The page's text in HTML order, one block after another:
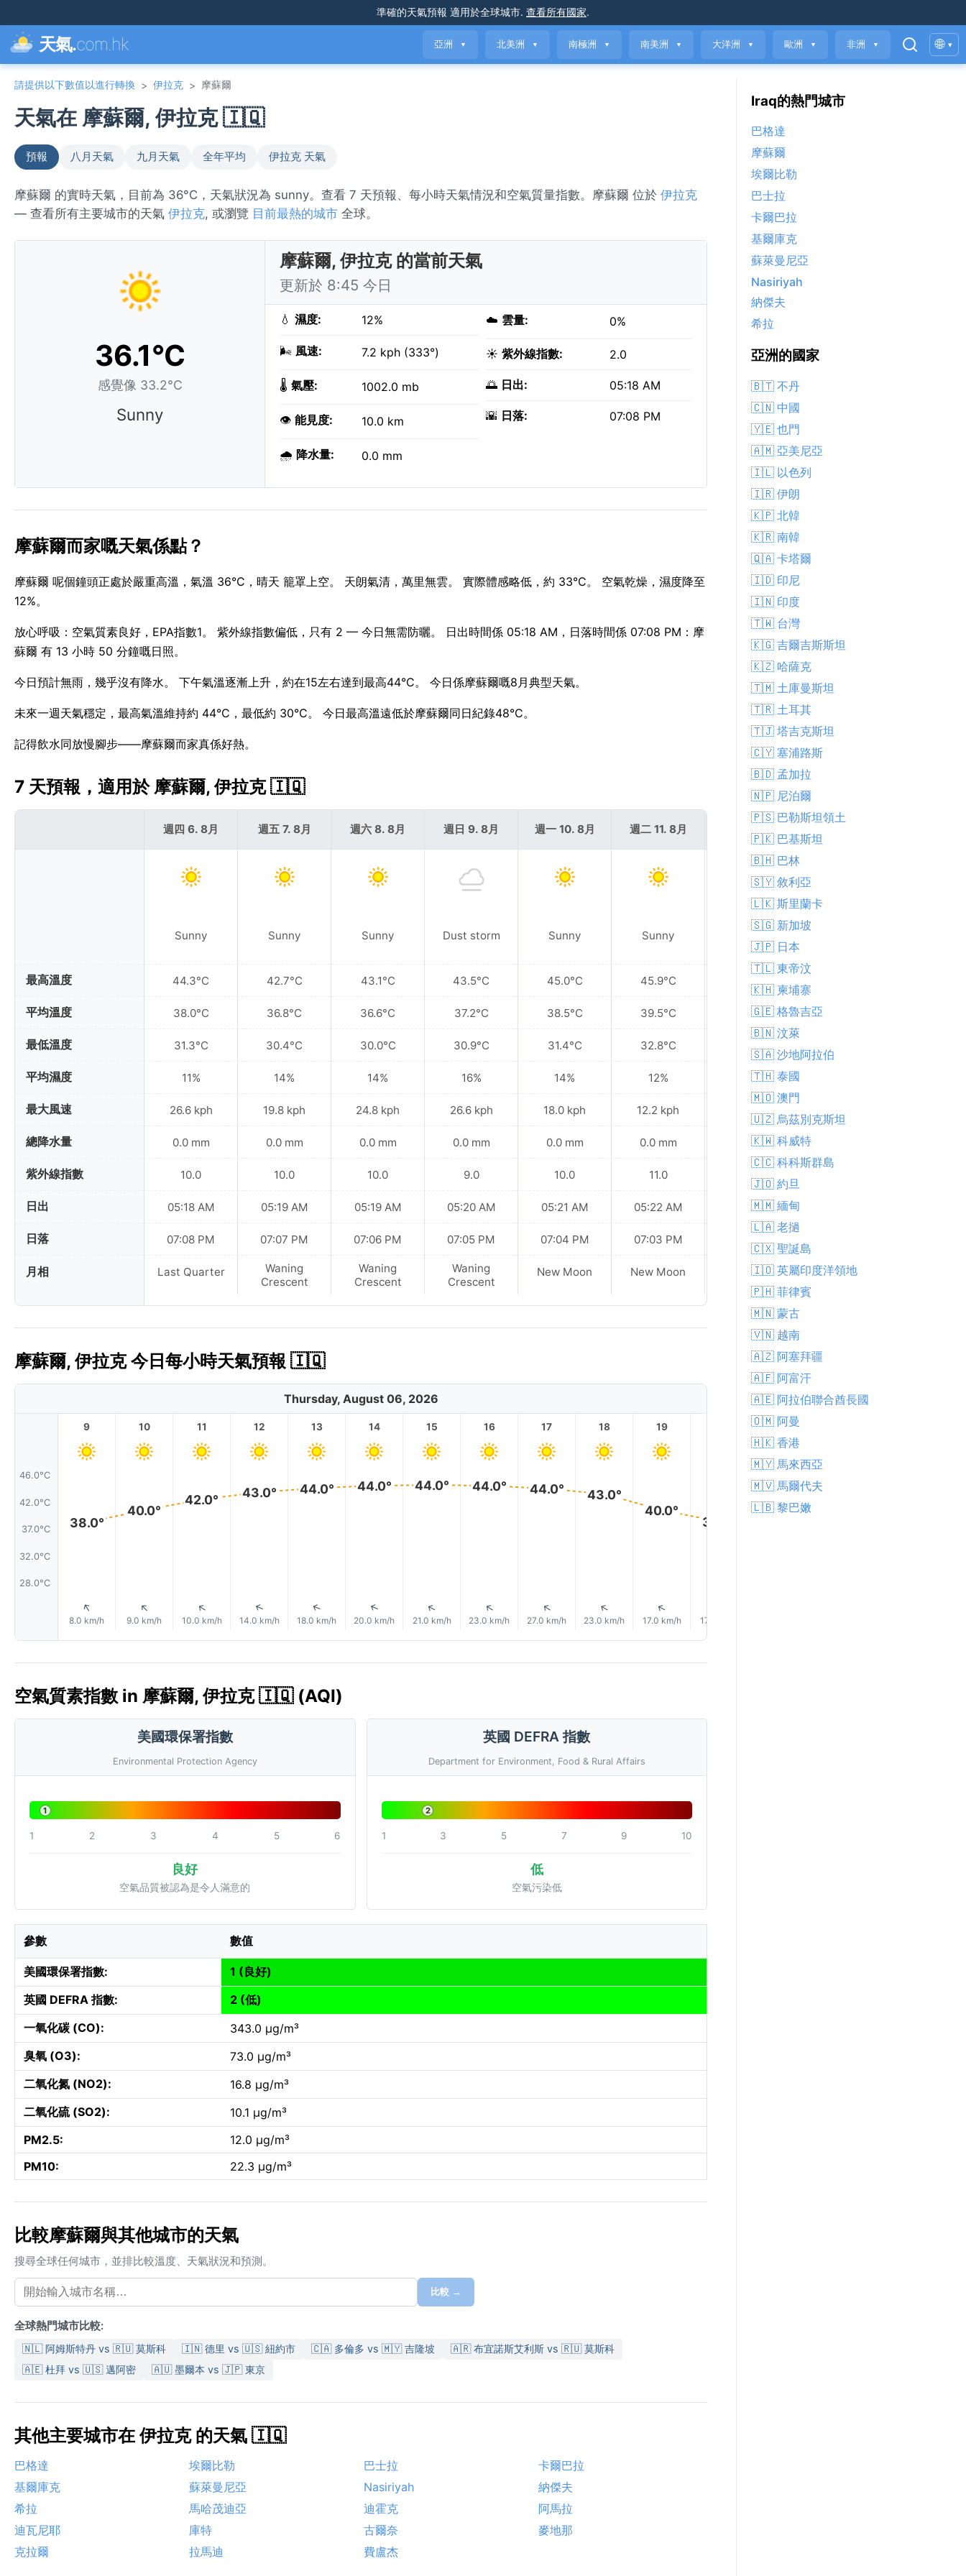
準確的天氣預報 適用於全球城市. 查看所有國家.
天氣.com.hk 亞洲 ▼ 北美洲 ▼ 南極洲 ▼ 南美洲 ▼ 大洋洲 ▼ 歐洲 ▼ 非洲 ▼ 🌐 ▾
請提供以下數值以進行轉換 > 伊拉克 > 摩蘇爾
天氣在 摩蘇爾, 伊拉克 🇮🇶
預報 八月天氣 九月天氣 全年平均 伊拉克 天氣
摩蘇爾 的實時天氣，目前為 36°C，天氣狀況為 sunny。查看 7 天預報、每小時天氣情況和空氣質量指數。摩蘇爾 位於 伊拉克
— 查看所有主要城市的天氣 伊拉克, 或瀏覽 目前最熱的城市 全球。
36.1°C
感覺像 33.2°C
Sunny
摩蘇爾, 伊拉克 的當前天氣
更新於 8:45 今日
💧 濕度: 12%
🌬️ 風速: 7.2 kph (333°)
🌡️ 氣壓: 1002.0 mb
👁️ 能見度: 10.0 km
🌧️ 降水量: 0.0 mm
☁️ 雲量: 0%
☀️ 紫外線指數: 2.0
🌅 日出: 05:18 AM
🌇 日落: 07:08 PM
摩蘇爾而家嘅天氣係點？
摩蘇爾 呢個鐘頭正處於嚴重高溫，氣溫 36°C，晴天 籠罩上空。 天朗氣清，萬里無雲。 實際體感略低，約 33°C。 空氣乾燥，濕度降至
12%。
放心呼吸：空氣質素良好，EPA指數1。 紫外線指數偏低，只有 2 — 今日無需防曬。 日出時間係 05:18 AM，日落時間係 07:08 PM：摩
蘇爾 有 13 小時 50 分鐘嘅日照。
今日預計無雨，幾乎沒有降水。 下午氣溫逐漸上升，約在15左右達到最高44°C。 今日係摩蘇爾嘅8月典型天氣。
未來一週天氣穩定，最高氣溫維持約 44°C，最低約 30°C。 今日最高溫遠低於摩蘇爾同日紀錄48°C。
記得飲水同放慢腳步——摩蘇爾而家真係好熱。
7 天預報，適用於 摩蘇爾, 伊拉克 🇮🇶
最高溫度
平均溫度
最低溫度
平均濕度
最大風速
總降水量
紫外線指數
日出
日落
月相
週四 6. 8月
Sunny
44.3°C
38.0°C
31.3°C
11%
26.6 kph
0.0 mm
10.0
05:18 AM
07:08 PM
Last Quarter
週五 7. 8月
Sunny
42.7°C
36.8°C
30.4°C
14%
19.8 kph
0.0 mm
10.0
05:19 AM
07:07 PM
Waning
Crescent
週六 8. 8月
Sunny
43.1°C
36.6°C
30.0°C
14%
24.8 kph
0.0 mm
10.0
05:19 AM
07:06 PM
Waning
Crescent
週日 9. 8月
Dust storm
43.5°C
37.2°C
30.9°C
16%
26.6 kph
0.0 mm
9.0
05:20 AM
07:05 PM
Waning
Crescent
週一 10. 8月
Sunny
45.0°C
38.5°C
31.4°C
14%
18.0 kph
0.0 mm
10.0
05:21 AM
07:04 PM
New Moon
週二 11. 8月
Sunny
45.9°C
39.5°C
32.8°C
12%
12.2 kph
0.0 mm
11.0
05:22 AM
07:03 PM
New Moon
40.0°C
10%
0.0 mm
05:23 AM
New Moon
摩蘇爾, 伊拉克 今日每小時天氣預報 🇮🇶
Thursday, August 06, 2026
46.0°C
42.0°C
37.0°C
32.0°C
28.0°C
9
38.0°
↑
8.0 km/h
10
40.0°
↑
9.0 km/h
11
42.0°
↑
10.0 km/h
12
43.0°
↑
14.0 km/h
13
44.0°
↑
18.0 km/h
14
44.0°
↑
20.0 km/h
15
44.0°
↑
21.0 km/h
16
44.0°
↑
23.0 km/h
17
44.0°
↑
27.0 km/h
18
43.0°
↑
23.0 km/h
19
40.0°
↑
17.0 km/h
38.0°
17.0 km/h
21
空氣質素指數 in 摩蘇爾, 伊拉克 🇮🇶 (AQI)
美國環保署指數
Environmental Protection Agency
1
1 2 3 4 5 6
良好
空氣品質被認為是令人滿意的
英國 DEFRA 指數
Department for Environment, Food & Rural Affairs
2
1 3 5 7 9 10
低
空氣污染低
參數 數值
美國環保署指數:
1 (良好)
英國 DEFRA 指數:
2 (低)
一氧化碳 (CO):
343.0 µg/m³
臭氧 (O3):
73.0 µg/m³
二氧化氮 (NO2):
16.8 µg/m³
二氧化硫 (SO2):
10.1 µg/m³
PM2.5:
12.0 µg/m³
PM10:
22.3 µg/m³
比較摩蘇爾與其他城市的天氣
搜尋全球任何城市，並排比較溫度、天氣狀況和預測。
比較 →
全球熱門城市比較:
🇳🇱 阿姆斯特丹 vs 🇷🇺 莫斯科 🇮🇳 德里 vs 🇺🇸 紐約市 🇨🇦 多倫多 vs 🇲🇾 吉隆坡
🇦🇷 布宜諾斯艾利斯 vs 🇷🇺 莫斯科
🇦🇪 杜拜 vs 🇺🇸 邁阿密
🇦🇺 墨爾本 vs 🇯🇵 東京
其他主要城市在 伊拉克 的天氣 🇮🇶
巴格達 埃爾比勒 巴士拉
卡爾巴拉
基爾庫克
蘇萊曼尼亞 Nasiriyah
納傑夫
希拉
馬哈茂迪亞 迪霍克
阿馬拉
迪瓦尼耶
庫特 古爾奈
麥地那
克拉爾
拉馬迪 費盧杰
Iraq的熱門城市
巴格達
摩蘇爾
埃爾比勒
巴士拉
卡爾巴拉
基爾庫克
蘇萊曼尼亞
Nasiriyah
納傑夫
希拉
亞洲的國家
🇧🇹 不丹
🇨🇳 中國
🇾🇪 也門
🇦🇲 亞美尼亞
🇮🇱 以色列
🇮🇷 伊朗
🇰🇵 北韓
🇰🇷 南韓
🇶🇦 卡塔爾
🇮🇩 印尼
🇮🇳 印度
🇹🇼 台灣
🇰🇬 吉爾吉斯斯坦
🇰🇿 哈薩克
🇹🇲 土庫曼斯坦
🇹🇷 土耳其
🇹🇯 塔吉克斯坦
🇨🇾 塞浦路斯
🇧🇩 孟加拉
🇳🇵 尼泊爾
🇵🇸 巴勒斯坦領土
🇵🇰 巴基斯坦
🇧🇭 巴林
🇸🇾 敘利亞
🇱🇰 斯里蘭卡
🇸🇬 新加坡
🇯🇵 日本
🇹🇱 東帝汶
🇰🇭 柬埔寨
🇬🇪 格魯吉亞
🇧🇳 汶萊
🇸🇦 沙地阿拉伯
🇹🇭 泰國
🇲🇴 澳門
🇺🇿 烏茲別克斯坦
🇰🇼 科威特
🇨🇨 科科斯群島
🇯🇴 約旦
🇲🇲 緬甸
🇱🇦 老撾
🇨🇽 聖誕島
🇮🇴 英屬印度洋領地
🇵🇭 菲律賓
🇲🇳 蒙古
🇻🇳 越南
🇦🇿 阿塞拜疆
🇦🇫 阿富汗
🇦🇪 阿拉伯聯合酋長國
🇴🇲 阿曼
🇭🇰 香港
🇲🇾 馬來西亞
🇲🇻 馬爾代夫
🇱🇧 黎巴嫩